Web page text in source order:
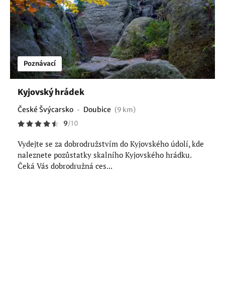
Poznávací
Kyjovský hrádek
České Švýcarsko Doubice (9 km)
9/10
Vydejte se za dobrodružstvím do Kyjovského údolí, kde
naleznete pozůstatky skalního Kyjovského hrádku.
Čeká Vás dobrodružná ces...